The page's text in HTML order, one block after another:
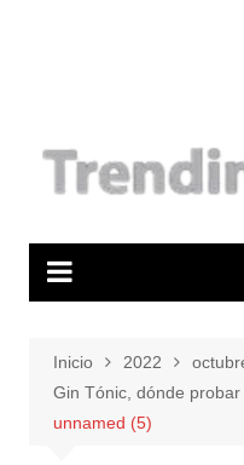
Inicio 2022
Gin Tónic, dónde
unnamed (5)